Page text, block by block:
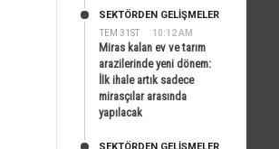
TEM 31ST 10:12 AM
SEKTÖRDEN GELIŞMELER
Miras kalan ev ve tarım
arazilerinde yeni dönem:
İlk ihale artık sadece
mirasçılar arasında
yapılacak